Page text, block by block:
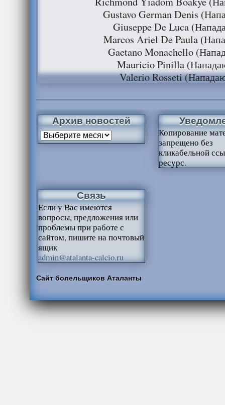
Gustavo German Denis
Giuseppe De Luca
Marcos Ariel De Paula
Gaetano Monachello
Mauricio Pinilla
Valerio Rosseti
Архив новостей
Копирование
запрещено без
кликабельной
ресурс.
Связь
Если у Вас имеются
вопросы, предложения или
проблемы при работе с
сайтом, пишите на почтовый
ящик
admin@atalanta-calcio.ru
Сайт болельщиков Аталанты